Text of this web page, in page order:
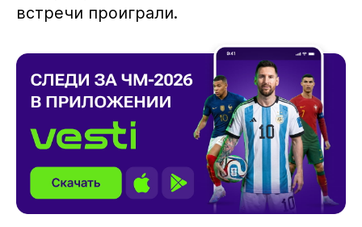
встречи проиграли.